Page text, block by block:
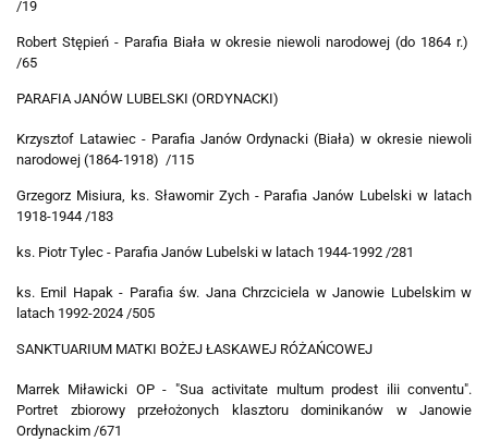
/19
Robert Stępień - Parafia Biała w okresie niewoli narodowej (do 1864 r.)
/65
PARAFIA JANÓW LUBELSKI (ORDYNACKI)
Krzysztof Latawiec - Parafia Janów Ordynacki (Biała) w okresie niewoli
narodowej (1864-1918) /115
Grzegorz Misiura, ks. Sławomir Zych - Parafia Janów Lubelski w latach
1918-1944 /183
ks. Piotr Tylec - Parafia Janów Lubelski w latach 1944-1992 /281
ks. Emil Hapak - Parafia św. Jana Chrzciciela w Janowie Lubelskim w
latach 1992-2024 /505
SANKTUARIUM MATKI BOŻEJ ŁASKAWEJ RÓŻAŃCOWEJ
Marrek Miławicki OP - "Sua activitate multum prodest ilii conventu".
Portret zbiorowy przełożonych klasztoru dominikanów w Janowie
Ordynackim /671